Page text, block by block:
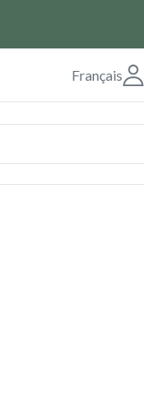
Français